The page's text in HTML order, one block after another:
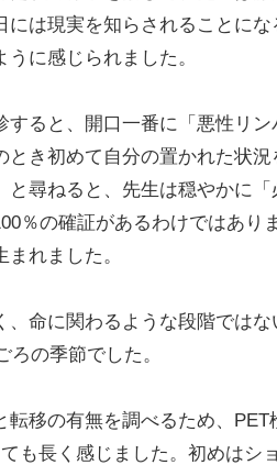
には現実を知らされることに
に感じられました。
ると、開口一番に「悪性リン
とき初めて自分の置かれた状況
と尋ねると、先生は穏やかに
％の確証があるわけではあり
れました。
命に関わるような段階ではな
の季節でした。
移の有無を調べるため、PET
も長く感じました。初めはシ